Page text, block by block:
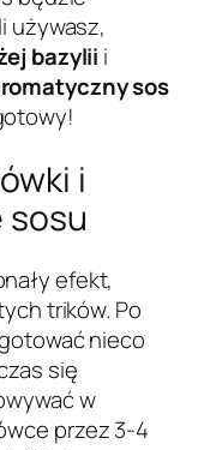
używasz,
bazylii i
sos
i
sosu
efekt,
trików. Po
nieco
się
w
przez 3-4